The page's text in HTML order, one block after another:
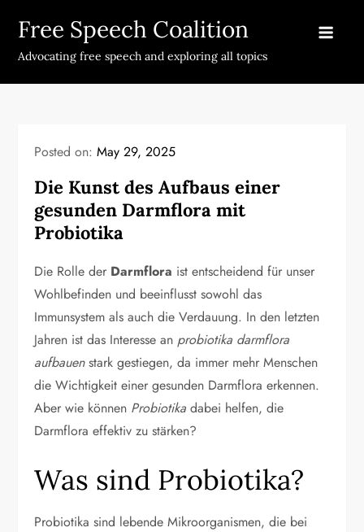
content
Free Speech Coalition
Advocating free speech and exploring all topics
Posted on:May 29, 2025
Die Kunst des Aufbaus einer
gesunden Darmflora mit
Probiotika
Die Rolle der Darmflora ist entscheidend für unser
Wohlbefinden und beeinflusst sowohl das
Immunsystem als auch die Verdauung. In den letzten
Jahren ist das Interesse an probiotika darmflora
aufbauenstark gestiegen, da immer mehr Menschen
die Wichtigkeit einer gesunden Darmflora erkennen.
Aber wie können Probiotika dabei helfen, die
Darmflora effektiv zu stärken?
Was sind Probiotika?
Probiotika sind lebende Mikroorganismen, die bei